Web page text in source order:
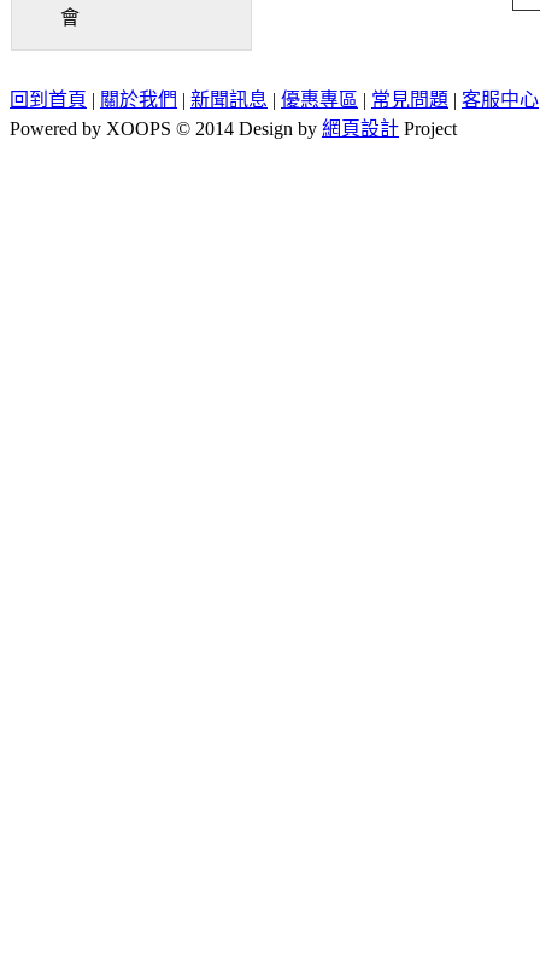
會
回到首頁 | 關於我們 | 新聞訊息 | 優惠專區 | 常見問題 | 客服中心
Powered by XOOPS © 2014 Design by 網頁設計 Project